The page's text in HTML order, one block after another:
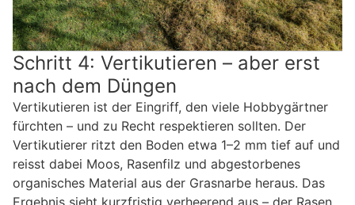
Schritt 4: Vertikutieren – aber erst
nach dem Düngen
Vertikutieren ist der Eingriff, den viele Hobbygärtner
fürchten – und zu Recht respektieren sollten. Der
Vertikutierer ritzt den Boden etwa 1–2 mm tief auf und
reisst dabei Moos, Rasenfilz und abgestorbenes
organisches Material aus der Grasnarbe heraus. Das